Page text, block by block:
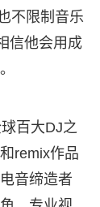
不限制音乐
信他会用成
百大DJ之
remix作品
音缔造者